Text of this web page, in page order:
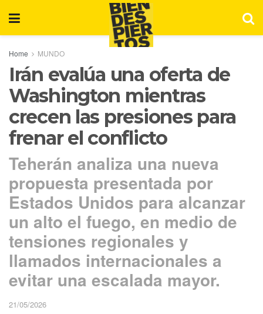
Home MUNDO
Irán evalúa una oferta de
Washington mientras
crecen las presiones para
frenar el conflicto
Teherán analiza una nueva
propuesta presentada por
Estados Unidos para alcanzar
un alto el fuego, en medio de
tensiones regionales y
llamados internacionales a
evitar una escalada mayor.
21/05/2026